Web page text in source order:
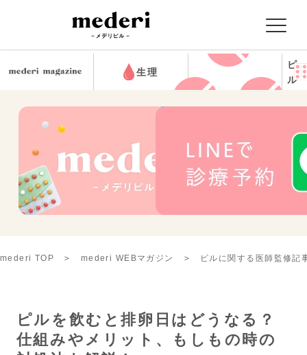
生理
ピ
ル
mederi TOP mederi WEBマガジン ピルに関する医師監修記
ピルを飲むと排卵日はどうなる？
仕組みやメリット、もしもの時の